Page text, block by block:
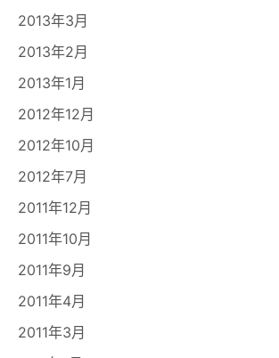
2013年3月
2013年2月
2013年1月
2012年12月
2012年10月
2012年7月
2011年12月
2011年10月
2011年9月
2011年4月
2011年3月